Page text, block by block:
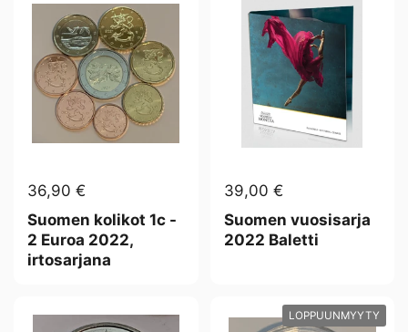
36,90 €
Suomen kolikot 1c -
2 Euroa 2022,
irtosarjana
39,00 €
Suomen vuosisarja
2022 Baletti
LOPPUUNMYYTY